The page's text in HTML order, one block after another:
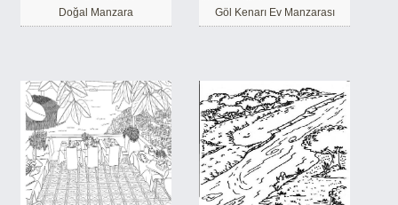
Doğal Manzara Göl Kenarı Ev Manzarası